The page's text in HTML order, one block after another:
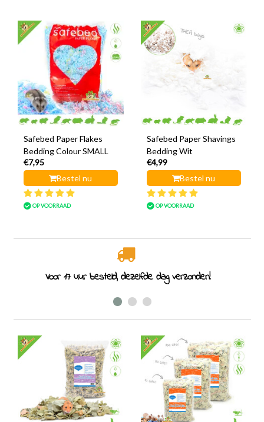
Safebed Paper Flakes
Bedding Colour SMALL
€7,95
Bestel nu
OP VOORRAAD
Safebed Paper Shavings
Bedding Wit
€4,99
Bestel nu
OP VOORRAAD
Specialist in knaagdieren sinds 2011